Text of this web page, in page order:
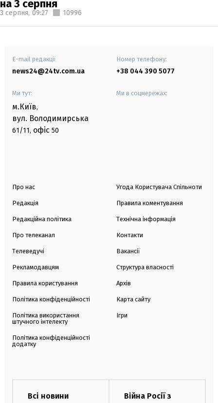
на 3 серпня
3 серпня, 09:27 10996
E-mail редакції
news24@24tv.com.ua
Номер телефону:
+38 044 390 5077
Ми тут:
м.Київ,
вул. Володимирська
61/11, офіс 50
Ми в соцмережах:
Про нас
Редакція
Редакційна політика
Про телеканал
Телеведучі
Рекламодавцям
Правила користування
Політика конфіденційності
Політика використання
штучного інтелекту
Політика конфіденційності
додатку
Угода Користувача Спільноти
Правила коментування
Технічна інформація
Контакти
Вакансії
Структура власності
Архів
Карта сайту
Ігри
Всі новини
Війна Росії з